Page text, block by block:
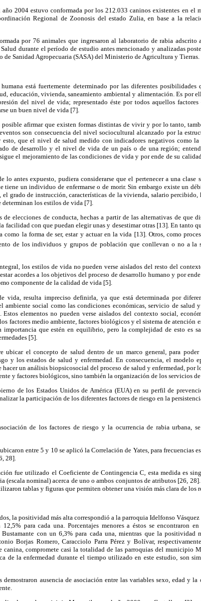
2004 estuvo conformada por los 212.033 caninos existentes en el
Regional de Zoonosis del estado Zulia, en base a la
por 76 animales que ingresaron al laboratorio de rabia
durante el período de estudio antes mencionado y analizadas
Sanidad Agropecuaria (SASA) del Ministerio de Agricultura y Tierras.
está fuertemente determinado por las diferentes posibilidades
educación, vivienda, saneamiento ambiental y alimentación. Es por
del nivel de vida; representado éste por todos aquellos
un buen nivel de vida [7].
posible afirmar que existen formas distintas de vivir y por lo tanto,
son consecuencia del nivel sociocultural alcanzado por la
que el nivel de salud medido con indicadores negativos como
de desarrollo y el nivel de vida de un país o de una región;
el mejoramiento de las condiciones de vida y por ende de su
lo antes expuesto, pudiera considerarse que el pertenecer a una clase
tiene un individuo de enfermarse o de morir. Sin embargo existe un
grado de instrucción, características de la vivienda, salario percibido,
determinan los estilos de vida [7].
elecciones de conducta, hechas a partir de las alternativas de que
facilidad con que puedan elegir unas y desestimar otras [13]. En tanto
como la forma de ser, estar y actuar en la vida [13]. Otros, como
de los individuos y grupos de población que conllevan o no a la
los estilos de vida no pueden verse aislados del resto del
acordes a los objetivos del proceso de desarrollo humano y por
componente de la calidad de vida [5].
vida, resulta impreciso definirla, ya que está determinada por
social como las condiciones económicas, servicio de salud
Estos elementos no pueden verse aislados del contexto social,
factores medio ambiente, factores biológicos y el sistema de atención
que estén en equilibrio, pero la complejidad de esto es
[5].
ubicar el concepto de salud dentro de un marco general, para
y los estados de salud y enfermedad. En consecuencia, el modelo
un análisis biopsicosocial del proceso de salud y enfermedad, por
y factores biológicos, sino también la organización de los servicios de
de los Estados Unidos de América (EUA) en su perfil de
la participación de los diferentes factores de riesgo en la
de los factores de riesgo y la ocurrencia de rabia urbana,
entre 5 y 10 se aplicó la Correlación de Yates, para frecuencias
28].
fue utilizado el Coeficiente de Contingencia C, esta medida es
(escala nominal) acerca de uno o ambos conjuntos de atributos [26,
tablas y figuras que permiten obtener una visión más clara de los
la positividad más alta correspondió a la parroquia Idelfonso
para cada una. Porcentajes menores a éstos se encontraron
con un 6,3% para cada una, mientras que la positividad
Borjas Romero, Caracciolo Parra Pérez y Bolívar,
canina, compromete casi la totalidad de las parroquias del municipio
de la enfermedad durante el tiempo utilizado en este estudio, son
demostraron ausencia de asociación entre las variables sexo, edad y